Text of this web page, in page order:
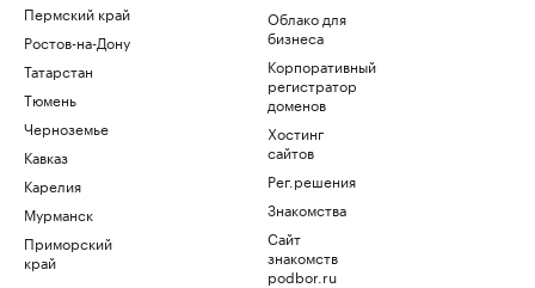
Пермский край
Ростов-на-Дону
Татарстан
Тюмень
Черноземье
Кавказ
Карелия
Мурманск
Приморский
край
Облако для
бизнеса
Корпоративный
регистратор
доменов
Хостинг
сайтов
Рег.решения
Знакомства
Сайт
знакомств
podbor.ru